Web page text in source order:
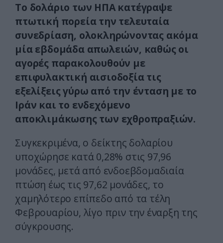
Το δολάριο των ΗΠΑ κατέγραψε
πτωτική πορεία την τελευταία
συνεδρίαση, ολοκληρώνοντας ακόμα
μία εβδομάδα απωλειών, καθώς οι
αγορές παρακολουθούν με
επιφυλακτική αισιοδοξία τις
εξελίξεις γύρω από την ένταση με το
Ιράν και το ενδεχόμενο
αποκλιμάκωσης των εχθροπραξιών.
Συγκεκριμένα, ο δείκτης δολαρίου
υποχώρησε κατά 0,28% στις 97,96
μονάδες, μετά από ενδοεβδομαδιαία
πτώση έως τις 97,62 μονάδες, το
χαμηλότερο επίπεδο από τα τέλη
Φεβρουαρίου, λίγο πριν την έναρξη της
σύγκρουσης.